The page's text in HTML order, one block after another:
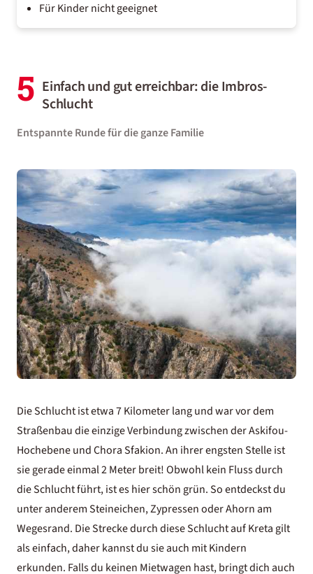
Für Kinder nicht geeignet
5 Einfach und gut erreichbar: die Imbros-
Schlucht
Entspannte Runde für die ganze Familie
Die Schlucht ist etwa 7 Kilometer lang und war vor dem
Straßenbau die einzige Verbindung zwischen der Askifou-
Hochebene und Chora Sfakion. An ihrer engsten Stelle ist
sie gerade einmal 2 Meter breit! Obwohl kein Fluss durch
die Schlucht führt, ist es hier schön grün. So entdeckst du
unter anderem Steineichen, Zypressen oder Ahorn am
Wegesrand. Die Strecke durch diese Schlucht auf Kreta gilt
als einfach, daher kannst du sie auch mit Kindern
erkunden. Falls du keinen Mietwagen hast, bringt dich auch